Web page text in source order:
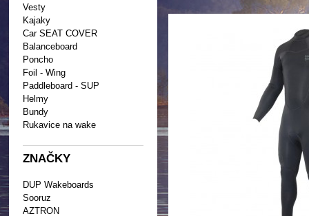
Vesty
Kajaky
Car SEAT COVER
Balanceboard
Poncho
Foil - Wing
Paddleboard - SUP
Helmy
Bundy
Rukavice na wake
ZNAČKY
DUP Wakeboards
Sooruz
AZTRON